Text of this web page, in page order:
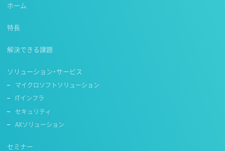
ホーム
特長
解決できる課題
ソリューション・サービス
マイクロソフトソリューション
ITインフラ
セキュリティ
AXソリューション
セミナー